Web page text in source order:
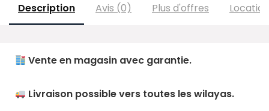
Description Avis (0) Plus d'offres Location
Vente en magasin avec garantie.
Livraison possible vers toutes les wilayas.